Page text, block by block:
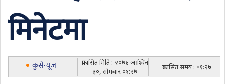
मिनेटमा
कुसेन्यूज
प्रकासित मिति : २०७४ आश्विन
३०, सोमबार ०१:२७
प्रकासित समय : ०१:२७